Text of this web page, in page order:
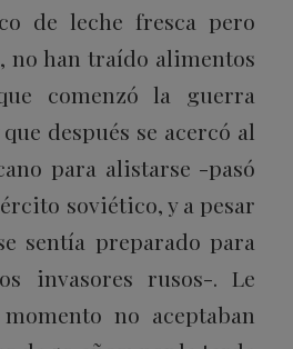
de leche fresca pero
no han traído alimentos
comenzó la guerra
después se acercó al
para alistarse -pasó
soviético, y a pesar
sentía preparado para
invasores rusos-. Le
no aceptaban